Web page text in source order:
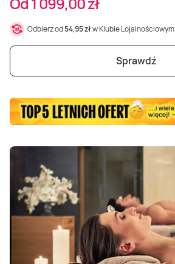
Odbierz od54,95 złw Klubie Lojalnościowym
Sprawdź